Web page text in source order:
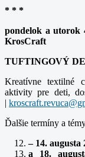
* * *
pondelok a utorok
KrosCraft
TUFTINGOVÝ
Kreatívne textilné
aktivity pre deti,
|
Ďalšie termíny a
– 14.
a 18.